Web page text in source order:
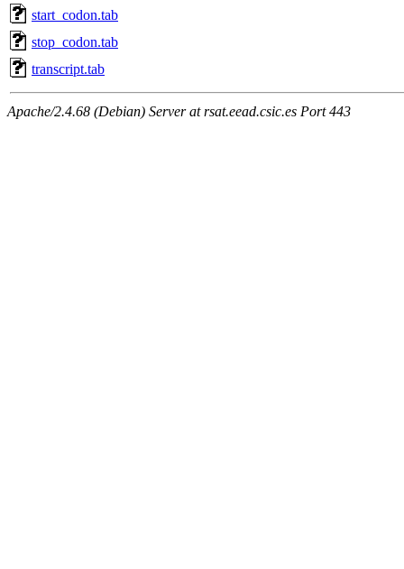
start_codon.tab
stop_codon.tab
transcript.tab
Apache/2.4.68 (Debian) Server at rsat.eead.csic.es Port 443